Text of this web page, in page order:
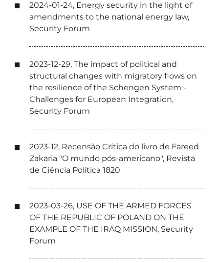
2024-01-24, Energy security in the light of
amendments to the national energy law,
Security Forum
2023-12-29, The impact of political and
structural changes with migratory flows on
the resilience of the Schengen System -
Challenges for European Integration,
Security Forum
2023-12, Recensão Crítica do livro de Fareed
Zakaria "O mundo pós-americano", Revista
de Ciência Política 1820
2023-03-26, USE OF THE ARMED FORCES
OF THE REPUBLIC OF POLAND ON THE
EXAMPLE OF THE IRAQ MISSION, Security
Forum